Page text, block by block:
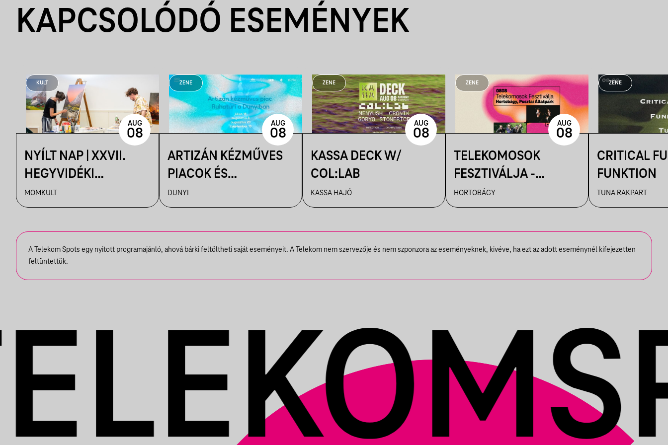
KAPCSOLÓDÓ ESEMÉNYEK
KULT
NYÍLT NAP | XXVII.
HEGYVIDÉKI
NEMZETKÖZI
MŰVÉSZTELEP
MOMKULT
AUG
08
ZENE
ARTIZÁN KÉZMŰVES
PIACOK ÉS
RUHATURIK A
DUNYIBAN
DUNYI
AUG
08
ZENE
KASSA DECK W/
COL:LAB
KASSA HAJÓ
AUG
08
ZENE
TELEKOMOSOK
FESZTIVÁLJA -
HORTOBÁGYI
CSILLAGLES
HORTOBÁGY
AUG
08
ZENE
CRITICAL
FUNKTION
TUNA RAKPART
A Telekom Spots egy nyitott programajánló, ahová bárki feltöltheti saját eseményeit. A Telekom nem szervezője és nem szponzora az eseményeknek, kivéve, ha ezt az adott eseménynél kifejezetten
feltüntettük.